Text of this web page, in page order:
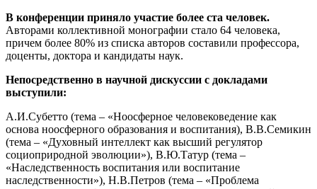
В конференции приняло участие более ста человек.
Авторами коллективной монографии стало 64 человека,
причем более 80% из списка авторов составили профессора,
доценты, доктора и кандидаты наук.
Непосредственно в научной дискуссии с докладами
выступили:
А.И.Субетто (тема – «Ноосферное человековедение как
основа ноосферного образования и воспитания), В.В.Семикин
(тема – «Духовный интеллект как высший регулятор
социоприродной эволюции»), В.Ю.Татур (тема –
«Наследственность воспитания или воспитание
наследственности»), Н.В.Петров (тема – «Проблема